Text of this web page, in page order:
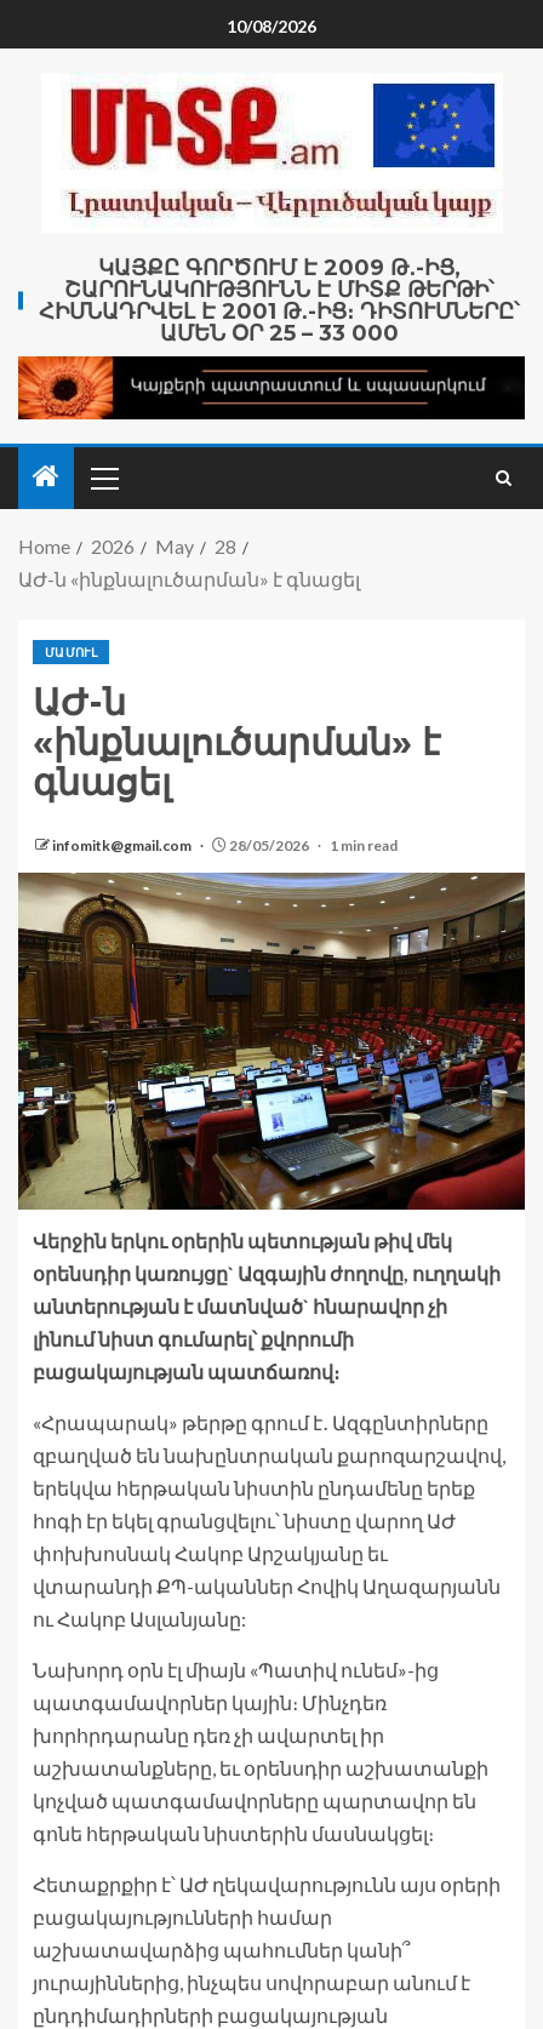
10/08/2026
ԿԱՅՔԸ ԳՈՐԾՈՒՄ Է 2009 Թ․-ԻՑ,
ՇԱՐՈՒՆԱԿՈՒԹՅՈՒՆՆ Է ՄԻՏՔ ԹԵՐԹԻ՝
ՀԻՄՆԱԴՐՎԵԼ Է 2001 Թ․-ԻՑ։ ԴԻՏՈՒՄՆԵՐԸ՝
ԱՄԵՆ ՕՐ 25 – 33 000
Home 2026 May
28
ԱԺ-ն «ինքնալուծարման» է գնացել
ՄԱՄՈՒԼ
ԱԺ-ն
«ինքնալուծարման» է
գնացել
infomitk@gmail.com 28/05/2026 1 min read
Վերջին երկու օրերին պետության թիվ մեկ
օրենսդիր կառույցը` Ազգային ժողովը, ուղղակի
անտերության է մատնված` հնարավոր չի
լինում նիստ գումարել՝ քվորումի
բացակայության պատճառով։
«Հրապարակ» թերթը գրում է․ Ազգընտիրները
զբաղված են նախընտրական քարոզարշավով,
երեկվա հերթական նիստին ընդամենը երեք
հոգի էր եկել գրանցվելու՝ նիստը վարող ԱԺ
փոխխոսնակ Հակոբ Արշակյանը եւ
վտարանդի ՔՊ-ականներ Հովիկ Աղազարյանն
ու Հակոբ Ասլանյանը:
Նախորդ օրն էլ միայն «Պատիվ ունեմ»-ից
պատգամավորներ կային։ Մինչդեռ
խորհրդարանը դեռ չի ավարտել իր
աշխատանքները, եւ օրենսդիր աշխատանքի
կոչված պատգամավորները պարտավոր են
գոնե հերթական նիստերին մասնակցել։
Հետաքրքիր է՝ ԱԺ ղեկավարությունն այս օրերի
բացակայությունների համար
աշխատավարձից պահումներ կանի՞
յուրայիններից, ինչպես սովորաբար անում է
ընդդիմադիրների բացակայության